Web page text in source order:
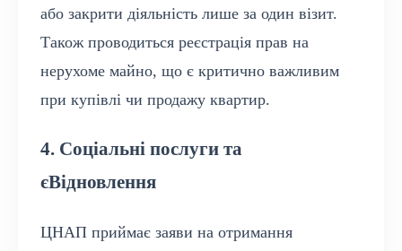
або закрити діяльність лише за один візит.
Також проводиться реєстрація прав на
нерухоме майно, що є критично важливим
при купівлі чи продажу квартир.
4. Соціальні послуги та
єВідновлення
ЦНАП приймає заяви на отримання